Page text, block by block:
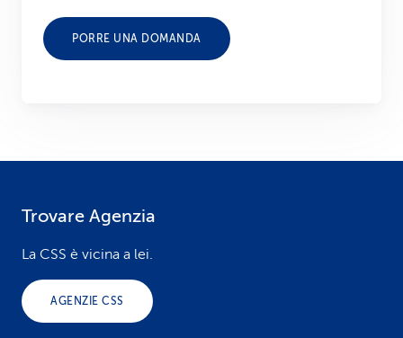
PORRE UNA DOMANDA
Trovare Agenzia
La CSS è vicina a lei.
AGENZIE CSS